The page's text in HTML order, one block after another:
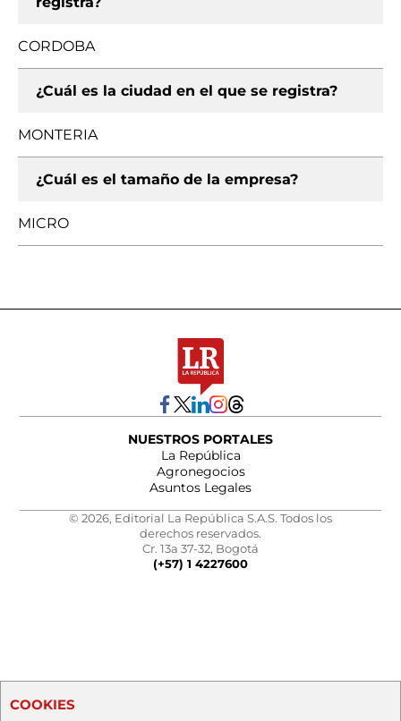
CORDOBA
¿Cuál es la ciudad en el que se registra?
MONTERIA
¿Cuál es el tamaño de la empresa?
MICRO
NUESTROS PORTALES
La República
Agronegocios
Asuntos Legales
© 2026, Editorial La República S.A.S. Todos los
derechos reservados.
Cr. 13a 37-32, Bogotá
(+57) 1 4227600
COOKIES